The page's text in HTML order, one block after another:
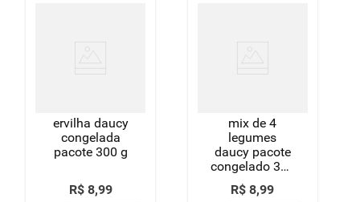
ervilha daucy
congelada
pacote 300 g
R$ 8,99
mix de 4
legumes
daucy pacote
congelado 300
R$ 8,99